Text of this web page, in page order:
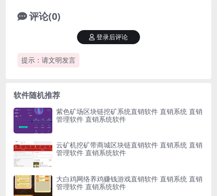
评论(0)
提示：请文明发言
登录后评论
软件随机推荐
紫色矿场区块链挖矿系统直销软件 直销系统 直销
管理软件 直销系统软件
云矿机挖矿带商城区块链直销软件 直销系统 直销
管理软件 直销系统软件
大白鸡网络养鸡赚钱游戏直销软件 直销系统 直销
管理软件 直销系统软件